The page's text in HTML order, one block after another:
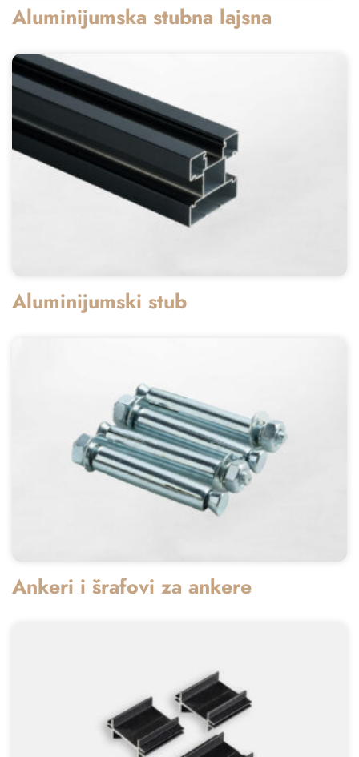
Aluminijumska stubna lajsna
Aluminijumski stub
Ankeri i šrafovi za ankere